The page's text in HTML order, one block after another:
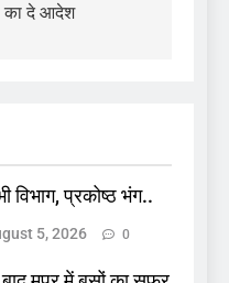
का दे आदेश
प्रकोष्ठ भंग..
5, 2026 0